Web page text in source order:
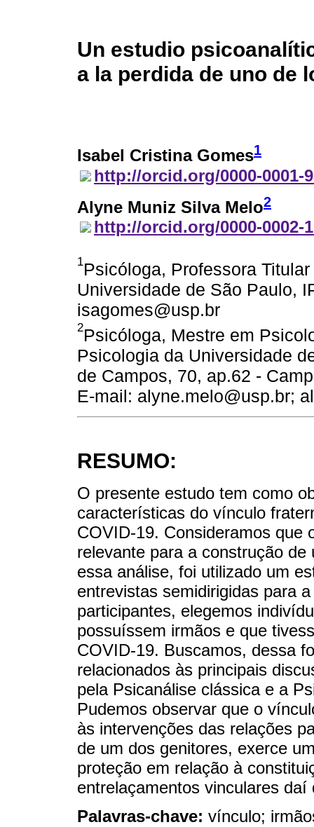
Un estudio
a la perdida de uno de
Isabel Cristina Gomes1
http://orcid.org/0000-0001-
Alyne Muniz Silva Melo2
http://orcid.org/0000-0002-
1Psicóloga, Professora
Universidade de São Paulo,
isagomes@usp.br
2Psicóloga, Mestre em
Psicologia da Universidade
de Campos, 70, ap.62 -
E-mail: alyne.melo@usp.br;
RESUMO:
O presente estudo tem como
características do vínculo
COVID-19. Consideramos que
relevante para a construção
essa análise, foi utilizado um
entrevistas semidirigidas para
participantes, elegemos
possuíssem irmãos e que
COVID-19. Buscamos, dessa
relacionados às principais
pela Psicanálise clássica e a
Pudemos observar que o
às intervenções das relações
de um dos genitores, exerce
proteção em relação à
entrelaçamentos vinculares daí
Palavras-chave: vínculo;